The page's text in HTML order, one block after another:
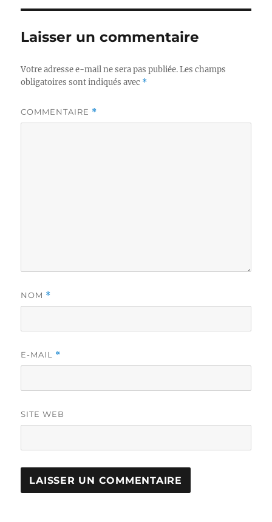
Laisser un commentaire
Votre adresse e-mail ne sera pas publiée. Les champs
obligatoires sont indiqués avec *
COMMENTAIRE *
NOM *
E-MAIL *
SITE WEB